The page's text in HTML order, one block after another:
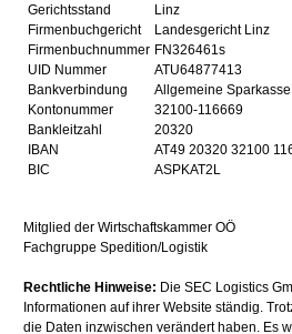
Gerichtsstand
Firmenbuchgericht
Firmenbuchnummer
UID Nummer
Bankverbindung
Kontonummer
Bankleitzahl
IBAN
BIC
Linz
Landesgericht Linz
FN326461s
ATU64877413
Allgemeine
32100-116669
20320
AT49 20320 32100
ASPKAT2L
Mitglied der Wirtschaftskammer OÖ
Fachgruppe Spedition/Logistik
Rechtliche Hinweise: Die SEC Logistics
Informationen auf ihrer Website ständig.
die Daten inzwischen verändert haben. Es